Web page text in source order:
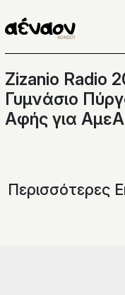
στο
περιεχόμενο
Zizanio Radio
Γυμνάσιο
Αφής για ΑμεΑ
Περισσότερες